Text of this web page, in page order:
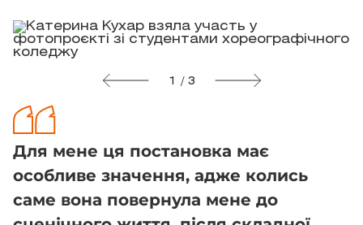
1 / 3
Для мене ця постановка має
особливе значення, адже колись
саме вона повернула мене до